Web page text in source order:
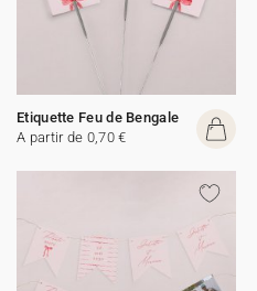
Etiquette Feu de Bengale
A partir de 0,70 €